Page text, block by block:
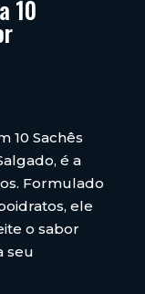
10
10 Sachês
é a
Formulado
ele
o sabor
seu